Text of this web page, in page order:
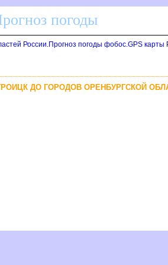
погоды
России.Прогноз погоды фобос.GPS карты
ДО ГОРОДОВ ОРЕНБУРГСКОЙ